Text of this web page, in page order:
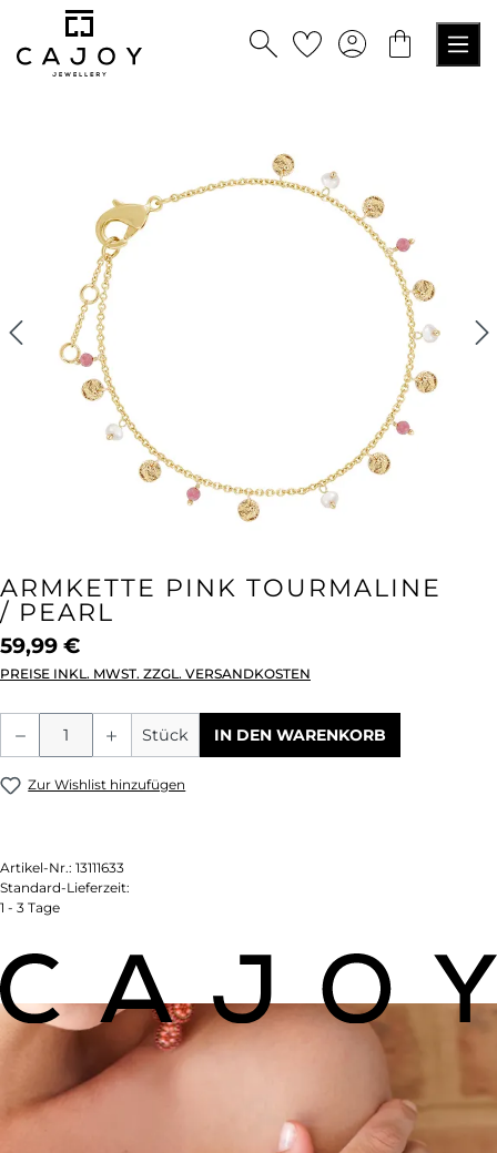
springen
ARMKETTE PINK TOURMALINE
/ PEARL
59,99 €
PREISE INKL. MWST. ZZGL. VERSANDKOSTEN
Produkt Anzahl: Gib den gewünschten
Stück IN DEN WARENKORB
Zur Wishlist hinzufügen
Artikel-Nr.: 13111633
Standard-Lieferzeit:
1 - 3 Tage